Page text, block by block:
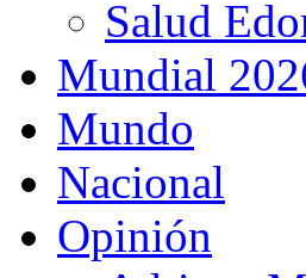
Salud
Mundial
Mundo
Nacional
Opinión